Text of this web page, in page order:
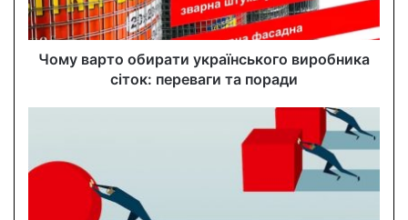
a
d
Чому варто обирати українського виробника
сіток: переваги та поради